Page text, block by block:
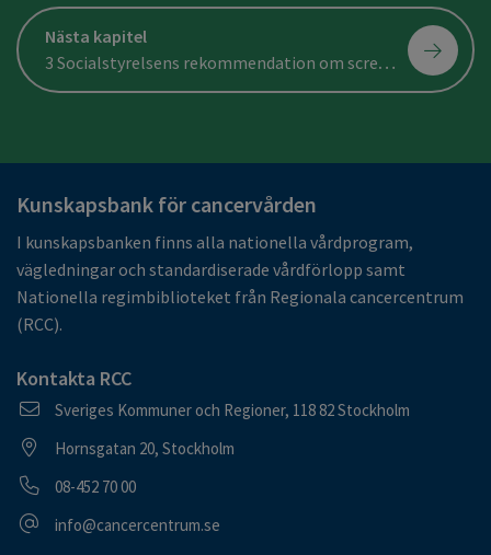
Nästa kapitel
3 Socialstyrelsens rekommendation om screening för livmoderhalscancer
Kunskapsbank för cancervården
I kunskapsbanken finns alla nationella vårdprogram,
vägledningar och standardiserade vårdförlopp samt
Nationella regimbiblioteket från Regionala cancercentrum
(RCC).
Kontakta RCC
Postadress
Sveriges Kommuner och Regioner, 118 82 Stockholm
Besöksadress
Hornsgatan 20, Stockholm
Telefonnummer
08-452 70 00
E-postadress
info@cancercentrum.se